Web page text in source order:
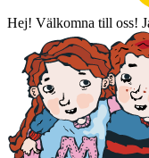
Hej! Välkomna till oss!